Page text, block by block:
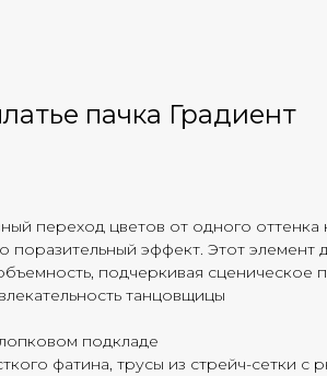
пачка Градиент
переход цветов от одного оттенка
поразительный эффект. Этот элемент
подчеркивая сценическое
танцовщицы
подкладе
фатина, трусы из стрейч-сетки с